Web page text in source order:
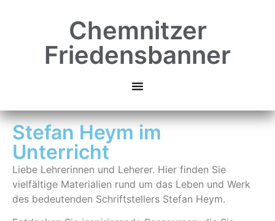
Chemnitzer
Friedensbanner
Stefan Heym im
Unterricht
Liebe Lehrerinnen und Leherer. Hier finden Sie
vielfältige Materialien rund um das Leben und Werk
des bedeutenden Schriftstellers Stefan Heym.